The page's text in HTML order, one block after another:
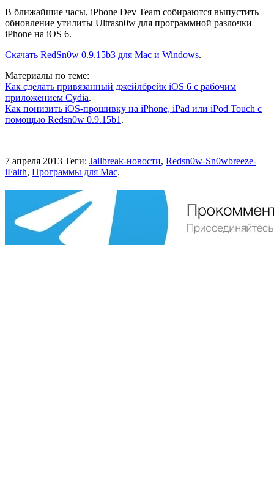
В ближайшие часы, iPhone Dev Team собираются выпустить
обновление утилиты Ultrasn0w для программной разлочки
iPhone на iOS 6.
Скачать RedSn0w 0.9.15b3 для Mac и Windows.
Материалы по теме:
Как сделать привязанный джейлбрейк iOS 6 с рабочим
приложением Cydia.
Как понизить iOS-прошивку на iPhone, iPad или iPod Touch с
помощью Redsn0w 0.9.15b1 .
7 апреля 2013 Теги: Jailbreak-новости, Redsn0w-Sn0wbreeze-
iFaith, Программы для Mac.